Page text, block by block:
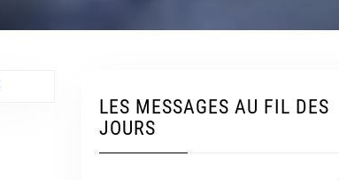
LES MESSAGES AU FIL DES
JOURS